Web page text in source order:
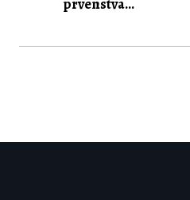
prvenstva...